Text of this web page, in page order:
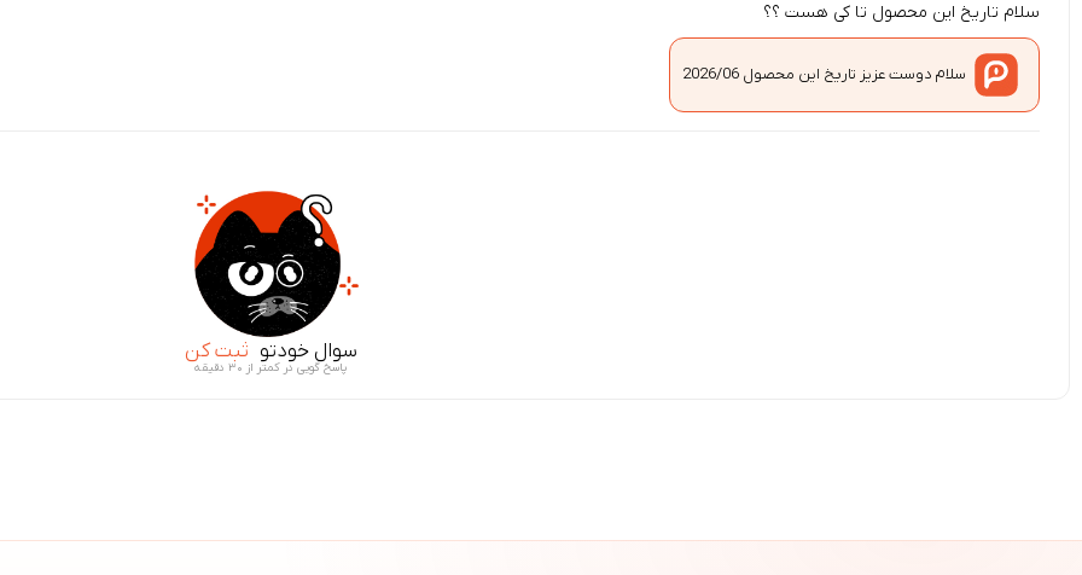
سلام تاریخ این محصول تا کی هست ؟؟
سلام دوست عزیز تاریخ این محصول 2026/06
سوال خودتو ثبت کن
پاسخ گویی در کمتر از ۳۰ دقیقه